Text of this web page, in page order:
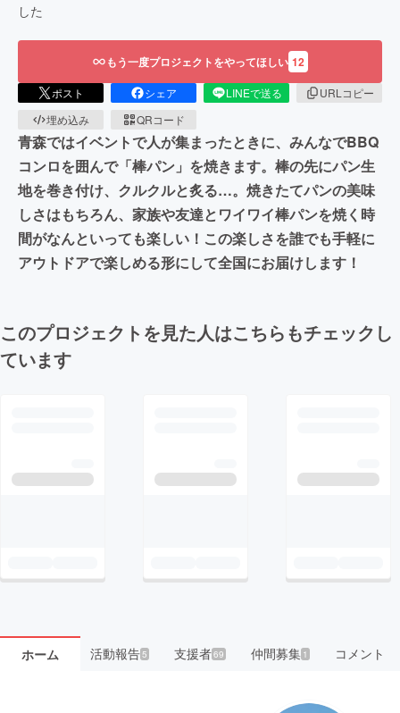
した
もう一度プロジェクトをやってほしい 12
ポスト シェア LINEで送る
URLコピー
埋め込み
QRコード
青森ではイベントで人が集まったときに、みんなでBBQ
コンロを囲んで「棒パン」を焼きます。棒の先にパン生
地を巻き付け、クルクルと炙る…。焼きたてパンの美味
しさはもちろん、家族や友達とワイワイ棒パンを焼く時
間がなんといっても楽しい！この楽しさを誰でも手軽に
アウトドアで楽しめる形にして全国にお届けします！
このプロジェクトを見た人はこちらもチェックし
ています
ホーム 活動報告5 支援者69 仲間募集 1 コメント